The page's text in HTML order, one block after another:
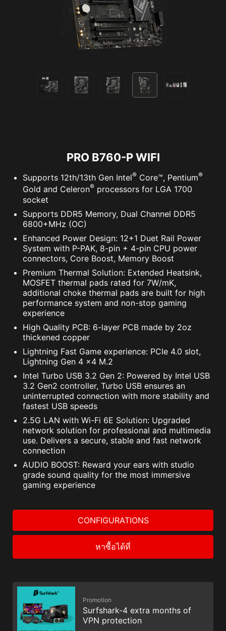
PRO B760-P WIFI
Supports 12th/13th Gen Intel® Core™, Pentium®
Gold and Celeron® processors for LGA 1700
socket
Supports DDR5 Memory, Dual Channel DDR5
6800+MHz (OC)
Enhanced Power Design: 12+1 Duet Rail Power
System with P-PAK, 8-pin + 4-pin CPU power
connectors, Core Boost, Memory Boost
Premium Thermal Solution: Extended Heatsink,
MOSFET thermal pads rated for 7W/mK,
additional choke thermal pads are built for high
performance system and non-stop gaming
experience
High Quality PCB: 6-layer PCB made by 2oz
thickened copper
Lightning Fast Game experience: PCIe 4.0 slot,
Lightning Gen 4 x4 M.2
Intel Turbo USB 3.2 Gen 2: Powered by Intel USB
3.2 Gen2 controller, Turbo USB ensures an
uninterrupted connection with more stability and
fastest USB speeds
2.5G LAN with Wi-Fi 6E Solution: Upgraded
network solution for professional and multimedia
use. Delivers a secure, stable and fast network
connection
AUDIO BOOST: Reward your ears with studio
grade sound quality for the most immersive
gaming experience
CONFIGURATIONS
หาซื้อได้ที่
Promotion
Surfshark-4 extra months of
VPN protection